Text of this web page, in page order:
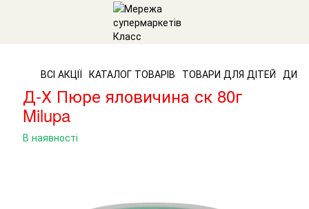
ВСІ АКЦІЇ КАТАЛОГ ТОВАРІВ ТОВАРИ ДЛЯ ДІТЕЙ
Д-Х Пюре яловичина ск 80г
Milupa
В наявності